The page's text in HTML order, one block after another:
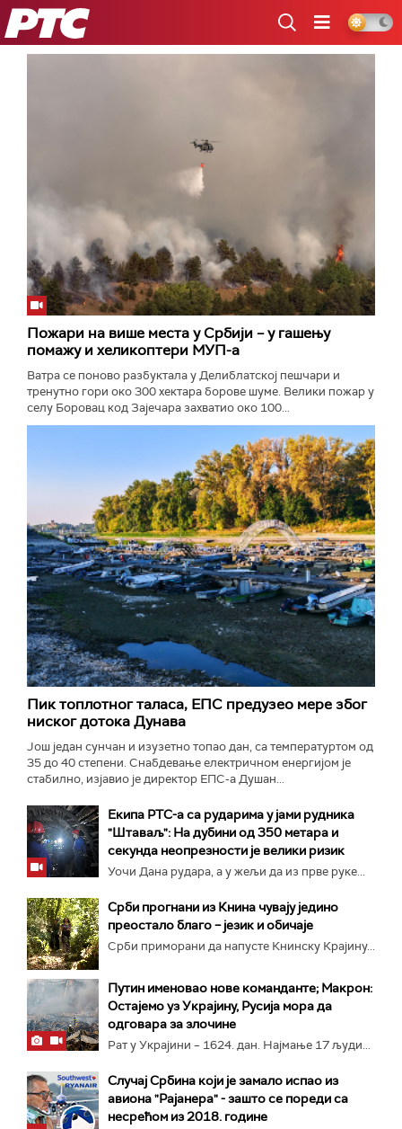
РТС
Пожари на више места у Србији – у гашењу
помажу и хеликоптери МУП-а
Ватра се поново разбуктала у Делиблатској пешчари и
тренутно гори око 300 хектара борове шуме. Велики пожар у
селу Боровац код Зајечара захватио око 100...
Пик топлотног таласа, ЕПС предузео мере због
ниског дотока Дунава
Још један сунчан и изузетно топао дан, са температуртом од
35 до 40 степени. Снабдевање електричном енергијом је
стабилно, изјавио је директор ЕПС-а Душан...
Екипа РТС-а са рударима у јами рудника
"Штаваљ": На дубини од 350 метара и
секунда неопрезности је велики ризик
Уочи Дана рудара, а у жељи да из прве руке...
Срби прогнани из Книна чувају једино
преостало благо – језик и обичаје
Срби приморани да напусте Книнску Крајину...
Путин именовао нове команданте; Макрон:
Остајемо уз Украјину, Русија мора да
одговара за злочине
Рат у Украјини – 1624. дан. Најмање 17 људи...
Случај Србина који је замало испао из
авиона "Рајанера" - зашто се пореди са
несрећом из 2018. године